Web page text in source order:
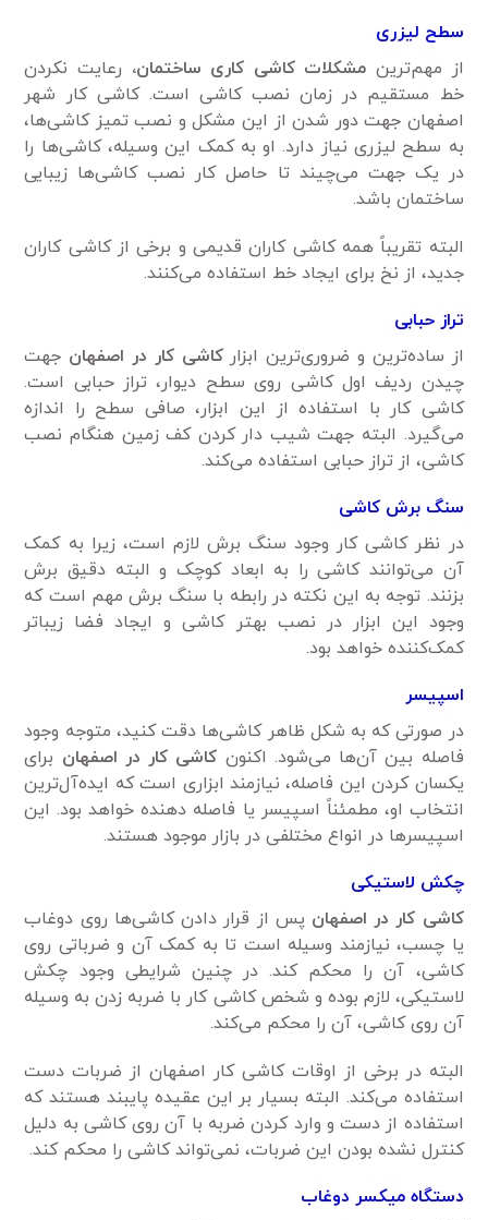
سطح لیزری
از مهم‌ترین مشکلات کاشی کاری ساختمان، رعایت نکردن
خط مستقیم در زمان نصب کاشی است. کاشی کار شهر
اصفهان جهت دور شدن از این مشکل و نصب تمیز کاشی‌ها،
به سطح لیزری نیاز دارد. او به کمک این وسیله، کاشی‌ها را
در یک جهت می‌چیند تا حاصل کار نصب کاشی‌ها زیبایی
ساختمان باشد.
البته تقریباً همه کاشی کاران قدیمی و برخی از کاشی کاران
جدید، از نخ برای ایجاد خط استفاده می‌کنند.
تراز حبابی
از ساده‌ترین و ضروری‌ترین ابزارکاشی کار در اصفهان جهت
چیدن ردیف اول کاشی روی سطح دیوار، تراز حبابی است.
کاشی کار با استفاده از این ابزار، صافی سطح را اندازه
می‌گیرد. البته جهت شیب دار کردن کف زمین هنگام نصب
کاشی، از تراز حبابی استفاده می‌کند.
سنگ برش کاشی
در نظر کاشی کار وجود سنگ برش لازم است، زیرا به کمک
آن می‌توانند کاشی را به ابعاد کوچک و البته دقیق برش
بزنند. توجه به این نکته در رابطه با سنگ برش مهم است که
وجود این ابزار در نصب بهتر کاشی و ایجاد فضا زیبا‌تر
کمک‌کننده خواهد بود.
اسپیسر
در صورتی که به شکل ظاهر کاشی‌ها دقت کنید، متوجه وجود
فاصله بین آن‌ها می‌شود. اکنون کاشی کار در اصفهان برای
یکسان کردن این فاصله، نیاز‌مند ابزاری است که ‌ایده‌آل‌ترین
انتخاب او، مطمئناً اسپیسر یا فاصله دهنده خواهد بود. این
اسپیسر‌ها در انواع مختلفی در بازار موجود هستند.
چکش لاستیکی
کاشی کار در اصفهان پس از قرار دادن کاشی‌ها روی دوغاب
یا چسب، نیاز‌مند وسیله است تا به کمک آن و ضرباتی روی
کاشی، آن را محکم کند. در چنین شرایطی وجود چکش
لاستیکی، لازم بوده و شخص کاشی کار با ضربه زدن به وسیله
آن روی کاشی، آن را محکم می‌کند.
البته در برخی از اوقات کاشی کار اصفهان از ضربات دست
استفاده می‌کند. البته بسیار بر این عقیده پایبند هستند که
استفاده از دست و وارد کردن ضربه با آن روی کاشی به دلیل
کنترل نشده بودن این ضربات، نمی‌تواند کاشی را محکم کند.
دستگاه میکسر دوغاب